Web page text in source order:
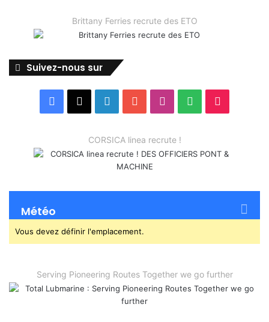
Brittany Ferries recrute des ETO
Suivez-nous sur
Facebook
X LinkedinYouTubeInstagram
Spotify
CORSICA linea recrute !
Météo
Vous devez définir l'emplacement.
Serving Pioneering Routes Together we go further